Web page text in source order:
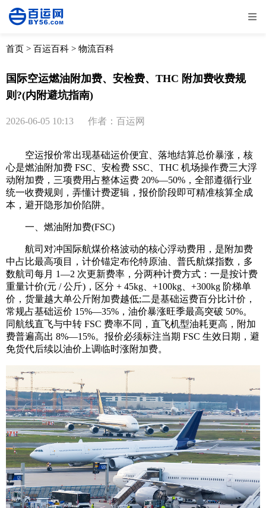
全部 物流资讯
取消
首页 > 百运百科 > 物流百科
国际空运燃油附加费、安检费、THC 附加费收费规
则?(内附避坑指南)
2026-06-05 10:13 作者：百运网
空运报价常出现基础运价便宜、落地结算总价暴涨，核
心是燃油附加费 FSC、安检费 SSC、THC 机场操作费三大浮
动附加费，三项费用占整体运费 20%—50%，全部遵循行业
统一收费规则，弄懂计费逻辑，报价阶段即可精准核算全成
本，避开隐形加价陷阱。
一、燃油附加费(FSC)
航司对冲国际航煤价格波动的核心浮动费用，是附加费
中占比最高项目，计价锚定布伦特原油、普氏航煤指数，多
数航司每月 1—2 次更新费率，分两种计费方式：一是按计费
重量计价(元 / 公斤)，区分 + 45kg、+100kg、+300kg 阶梯单
价，货量越大单公斤附加费越低;二是基础运费百分比计价，
常规占基础运价 15%—35%，油价暴涨旺季最高突破 50%。
同航线直飞与中转 FSC 费率不同，直飞机型油耗更高，附加
费普遍高出 8%—15%。报价必须标注当期 FSC 生效日期，避
免货代后续以油价上调临时涨附加费。